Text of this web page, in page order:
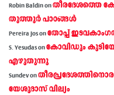
Robin Baldinonതീരദേശത്തെ
തൂത്തൂര്‍ പാഠങ്ങൾ
Pereira Josonതോപ്പ്
S. Yesudasonകോവിഡും
എഴുതുന്നു
Sundevon
യേശുദാസ് വില്യം